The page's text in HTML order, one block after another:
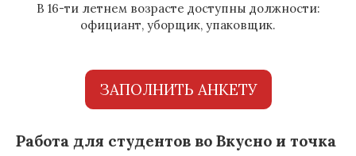
В 16-ти летнем возрасте доступны должности:
официант, уборщик, упаковщик.
ЗАПОЛНИТЬ АНКЕТУ
Работа для студентов во Вкусно и точка